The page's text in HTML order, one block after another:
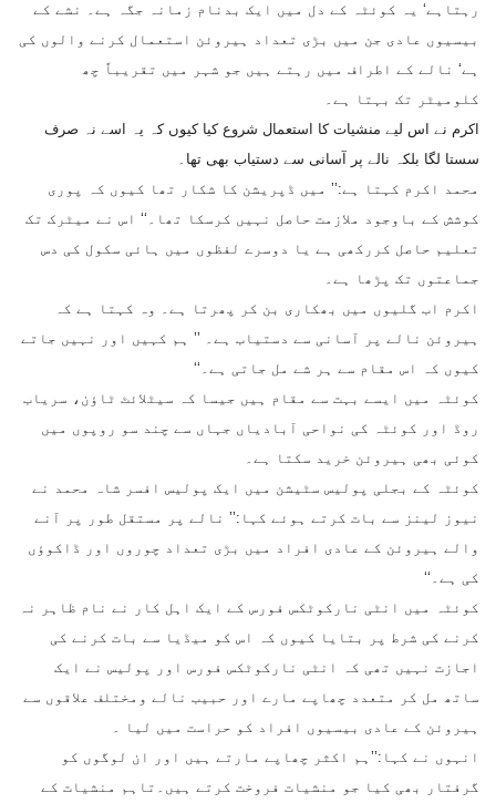
رہتاہے‘ یہ کوئٹہ کے دل میں ایک بدنام زمانہ جگہ ہے۔ نشے کے
بیسیوں عادی جن میں بڑی تعداد ہیروئن استعمال کرنے والوں کی
ہے‘ نالے کے اطراف میں رہتے ہیں جو شہر میں تقریباً چھ
کلومیٹر تک بہتا ہے۔
اکرم نے اس لیے منشیات کا استعمال شروع کیا کیوں کہ یہ اسے نہ صرف
سستا لگا بلکہ نالے پر آسانی سے دستیاب بھی تھا۔
محمد اکرم کہتا ہے:’’ میں ڈپریشن کا شکار تھا کیوں کہ پوری
کوشش کے باوجود ملازمت حاصل نہیں کرسکا تھا۔‘‘ اس نے میٹرک تک
تعلیم حاصل کررکھی ہے یا دوسرے لفظوں میں ہائی سکول کی دس
جماعتوں تک پڑھا ہے۔
اکرم اب گلیوں میں بھکاری بن کر پھرتا ہے۔ وہ کہتا ہے کہ
ہیروئن نالے پر آسانی سے دستیاب ہے۔ ’’ ہم کہیں اور نہیں جاتے
کیوں کہ اس مقام سے ہر شے مل جاتی ہے۔‘‘
کوئٹہ میں ایسے بہت سے مقام ہیں جیسا کہ سیٹلائٹ ٹاؤن، سریاب
روڈ اور کوئٹہ کی نواحی آبادیاں جہاں سے چند سو روپوں میں
کوئی بھی ہیروئن خرید سکتا ہے۔
کوئٹہ کے بجلی پولیس سٹیشن میں ایک پولیس افسر شاہ محمد نے
نیوز لینز سے بات کرتے ہوئے کہا:’’ نالے پر مستقل طور پر آنے
والے ہیروئن کے عادی افراد میں بڑی تعداد چوروں اور ڈاکوؤں
کی ہے۔‘‘
کوئٹہ میں انٹی نارکوٹکس فورس کے ایک اہل کار نے نام ظاہر نہ
کرنے کی شرط پر بتایا کیوں کہ اس کو میڈیا سے بات کرنے کی
اجازت نہیں تھی کہ انٹی نارکوٹکس فورس اور پولیس نے ایک
ساتھ مل کر متعدد چھاپے مارے اور حبیب نالے ومختلف علاقوں سے
ہیروئن کے عادی بیسیوں افراد کو حراست میں لیا ۔
انہوں نے کہا:’’ہم اکثر چھاپے مارتے ہیں اور ان لوگوں کو
گرفتار بھی کیا جو منشیات فروخت کرتے ہیں۔تاہم منشیات کے